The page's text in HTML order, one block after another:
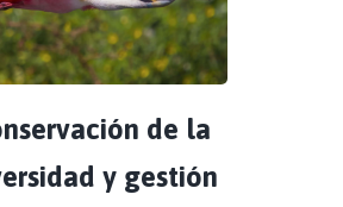
de la
y gestión